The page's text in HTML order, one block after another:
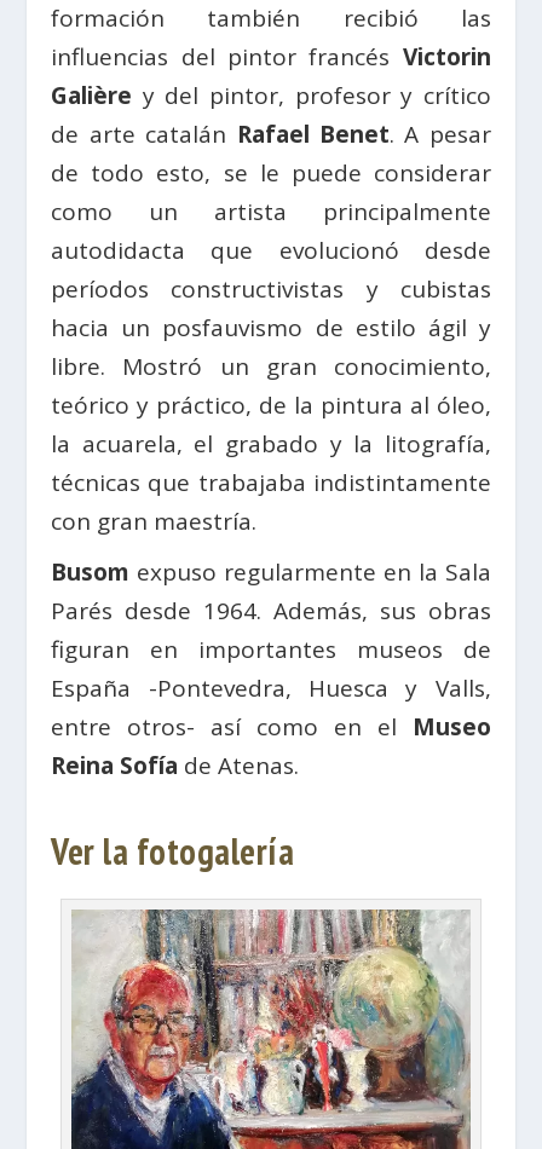
formación también recibió las
influencias del pintor francés Victorin
Galière y del pintor, profesor y crítico
de arte catalán Rafael Benet. A pesar
de todo esto, se le puede considerar
como un artista principalmente
autodidacta que evolucionó desde
períodos constructivistas y cubistas
hacia un posfauvismo de estilo ágil y
libre. Mostró un gran conocimiento,
teórico y práctico, de la pintura al óleo,
la acuarela, el grabado y la litografía,
técnicas que trabajaba indistintamente
con gran maestría.
Busom expuso regularmente en la Sala
Parés desde 1964. Además, sus obras
figuran en importantes museos de
España -Pontevedra, Huesca y Valls,
entre otros- así como en el Museo
Reina Sofía de Atenas.
Ver la fotogalería